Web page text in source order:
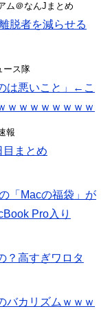
ム＠なんJまとめ
脱者を減らせる
ース隊
は悪いこと」←こ
ｗｗｗｗｗｗｗｗ
報
目まとめ
「Macの福袋」が
Pro入り
？高すぎワロタ
バカリズムｗｗｗ